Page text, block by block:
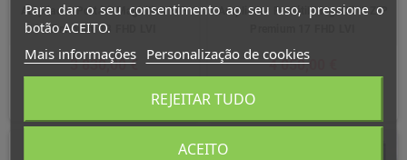
Ampliador Portátil Magnilink ZIP
Premium 13 FHD LVI
3 830,00 €
Ampliador Portátil MagniLink ZIP
4 050,00 €
Para dar o seu consentimento ao seu uso, pressione o
botão ACEITO.
Mais informações Personalização de cookies
REJEITAR TUDO
ACEITO